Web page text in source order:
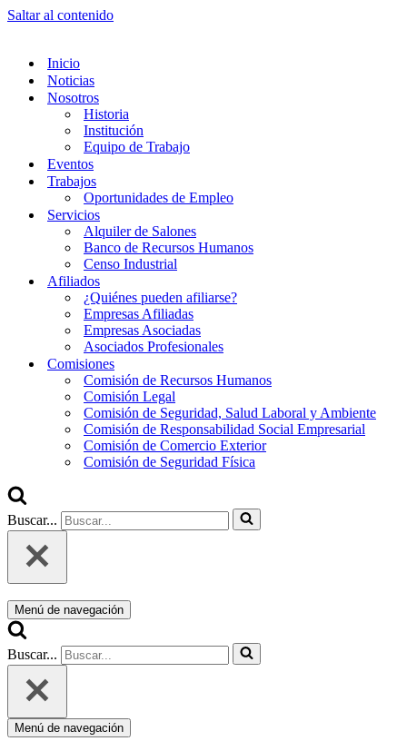
Saltar al contenido
Inicio
Noticias
Nosotros
Historia
Institución
Equipo de Trabajo
Eventos
Trabajos
Oportunidades de Empleo
Servicios
Alquiler de Salones
Banco de Recursos Humanos
Censo Industrial
Afiliados
¿Quiénes pueden afiliarse?
Empresas Afiliadas
Empresas Asociadas
Asociados Profesionales
Comisiones
Comisión de Recursos Humanos
Comisión Legal
Comisión de Seguridad, Salud Laboral y Ambiente
Comisión de Responsabilidad Social Empresarial
Comisión de Comercio Exterior
Comisión de Seguridad Física
Buscar...
Menú de navegación
Buscar...
Menú de navegación